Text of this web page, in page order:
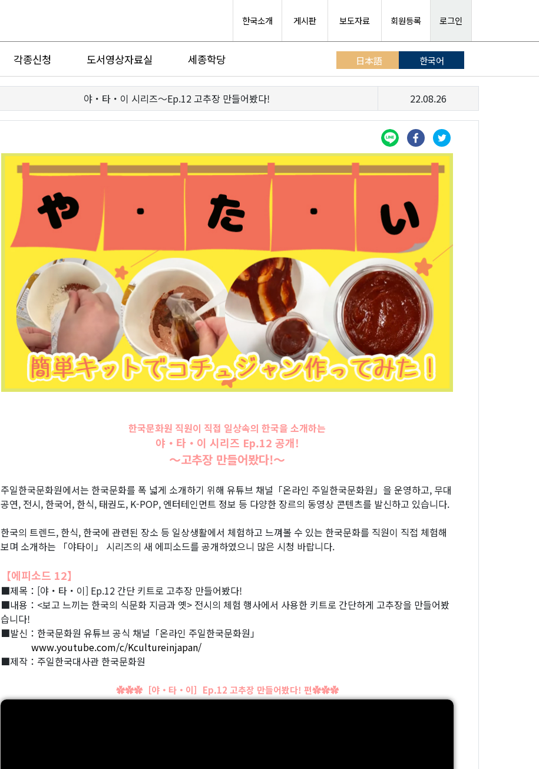
한국소개 게시판 보도자료 회원등록 로그인
각종신청 도서영상자료실 세종학당 日本語 한국어
야・타・이 시리즈〜Ep.12 고추장 만들어봤다! 22.08.26
한국문화원 직원이 직접 일상속의 한국을 소개하는
야・타・이 시리즈 Ep.12 공개!
〜고추장 만들어봤다!〜
주일한국문화원에서는 한국문화를 폭 넓게 소개하기 위해 유튜브 채널「온라인 주일한국문화원」을 운영하고, 무대
공연, 전시, 한국어, 한식, 태권도, K-POP, 엔터테인먼트 정보 등 다양한 장르의 동영상 콘텐츠를 발신하고 있습니다.
한국의 트렌드, 한식, 한국에 관련된 장소 등 일상생활에서 체험하고 느껴볼 수 있는 한국문화를 직원이 직접 체험해
보며 소개하는 「야타이」 시리즈의 새 에피소드를 공개하였으니 많은 시청 바랍니다.
【에피소드 12】
■제목：[야・타・이] Ep.12 간단 키트로 고추장 만들어봤다!
■내용：<보고 느끼는 한국의 식문화 지금과 옛> 전시의 체험 행사에서 사용한 키트로 간단하게 고추장을 만들어봤
습니다!
■발신：한국문화원 유튜브 공식 채널「온라인 주일한국문화원」
www.youtube.com/c/Kcultureinjapan/
■제작：주일한국대사관 한국문화원
✿✿✿［야・타・이］Ep.12 고추장 만들어봤다! 편✿✿✿